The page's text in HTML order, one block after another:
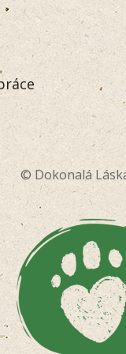
© Dokonalá